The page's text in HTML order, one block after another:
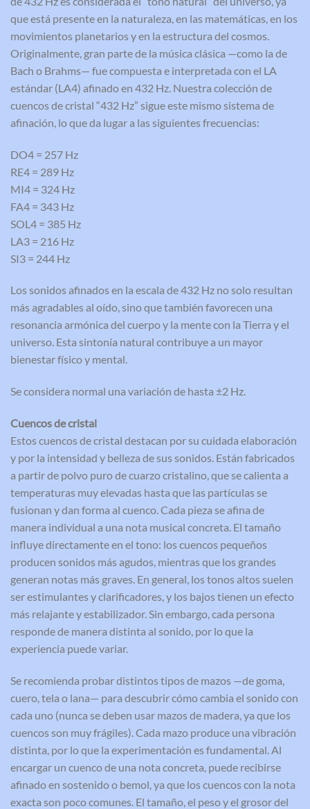
que está presente en la naturaleza, en las matemáticas, en los
movimientos planetarios y en la estructura del cosmos.
Originalmente, gran parte de la música clásica —como la de
Bach o Brahms— fue compuesta e interpretada con el LA
estándar (LA4) afinado en 432 Hz. Nuestra colección de
cuencos de cristal “432 Hz” sigue este mismo sistema de
afinación, lo que da lugar a las siguientes frecuencias:
DO4 = 257 Hz
RE4 = 289 Hz
MI4 = 324 Hz
FA4 = 343 Hz
SOL4 = 385 Hz
LA3 = 216 Hz
SI3 = 244 Hz
Los sonidos afinados en la escala de 432 Hz no solo resultan
más agradables al oído, sino que también favorecen una
resonancia armónica del cuerpo y la mente con la Tierra y el
universo. Esta sintonía natural contribuye a un mayor
bienestar físico y mental.
Se considera normal una variación de hasta ±2 Hz.
Cuencos de cristal
Estos cuencos de cristal destacan por su cuidada elaboración
y por la intensidad y belleza de sus sonidos. Están fabricados
a partir de polvo puro de cuarzo cristalino, que se calienta a
temperaturas muy elevadas hasta que las partículas se
fusionan y dan forma al cuenco. Cada pieza se afina de
manera individual a una nota musical concreta. El tamaño
influye directamente en el tono: los cuencos pequeños
producen sonidos más agudos, mientras que los grandes
generan notas más graves. En general, los tonos altos suelen
ser estimulantes y clarificadores, y los bajos tienen un efecto
más relajante y estabilizador. Sin embargo, cada persona
responde de manera distinta al sonido, por lo que la
experiencia puede variar.
Se recomienda probar distintos tipos de mazos —de goma,
cuero, tela o lana— para descubrir cómo cambia el sonido con
cada uno (nunca se deben usar mazos de madera, ya que los
cuencos son muy frágiles). Cada mazo produce una vibración
distinta, por lo que la experimentación es fundamental. Al
encargar un cuenco de una nota concreta, puede recibirse
afinado en sostenido o bemol, ya que los cuencos con la nota
exacta son poco comunes. El tamaño, el peso y el grosor del